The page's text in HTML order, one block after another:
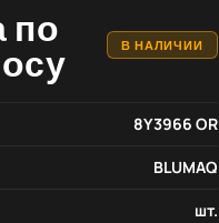
по
В НАЛИЧИИ
8Y3966 OR
BLUMAQ
шт.